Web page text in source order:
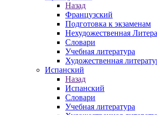
Назад
Французский
Подготовка к экзаменам
Нехудожественная
Словари
Учебная литература
Художественная
Испанский
Назад
Испанский
Словари
Учебная литература